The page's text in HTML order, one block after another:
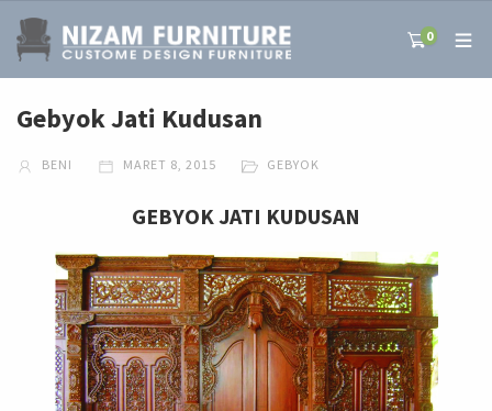
0
Gebyok Jati Kudusan
BENI MARET 8, 2015 GEBYOK
GEBYOK JATI KUDUSAN